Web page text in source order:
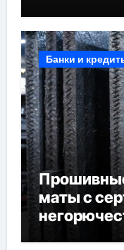
Банки и
маты с